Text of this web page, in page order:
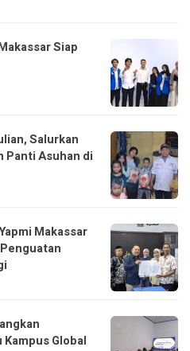
Siap
Salurkan
Panti Asuhan di
Makassar
Global